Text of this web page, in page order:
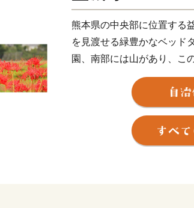
熊本県の中央部に位置する
を見渡せる緑豊かなベッド
園、南部には山があり、こ
カやヒノヒカリ、果物など
の調和がとれたまちです。
四季折々の変化も豊かで、
しい景観があふれています
阿蘇くまもと空港や益城熊